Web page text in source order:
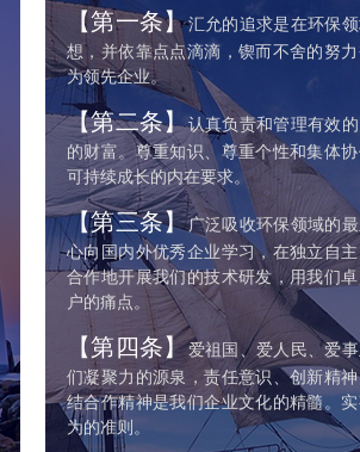
【第一条】汇允的追求是在环保
想，并依靠点点滴滴，锲而不舍的努
为领先企业。
【第二条】认真负责和管理有效
的财富。尊重知识、尊重个性和集体
可持续成长的内在要求。
【第三条】广泛吸收环保领域的
心向国内外优秀企业学习，在独立自主
合作地开展我们的技术研发，用我们
户的痛点。
【第四条】爱祖国、爱人民、爱
们凝聚力的源泉，责任意识、创新精
结合作精神是我们企业文化的精髓。
为的准则。